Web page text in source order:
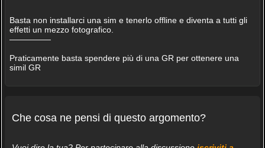
Basta non installarci una sim e tenerlo offline e diventa a tutti gli
effetti un mezzo fotografico.
—————
Praticamente basta spendere più di una GR per ottenere una
simil GR
Che cosa ne pensi di questo argomento?